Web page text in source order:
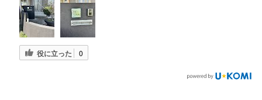
役に立った 0